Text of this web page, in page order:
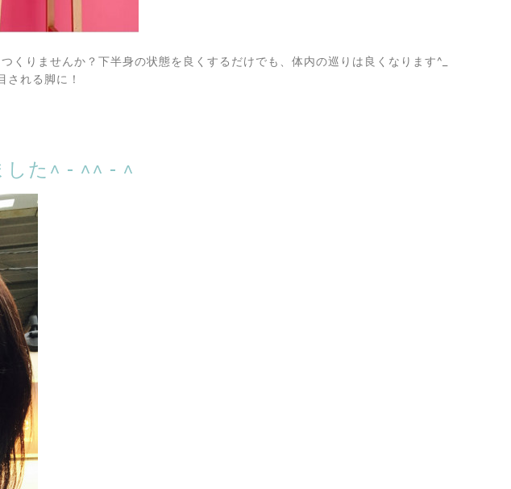
くりませんか？下半身の状態を良くするだけでも、体内の巡りは良くなります^_
れる脚に！
した^ - ^^ - ^